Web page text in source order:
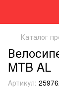
Каталог
MTB AL
Артикул: